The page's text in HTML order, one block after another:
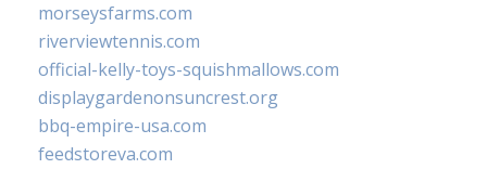
morseysfarms.com
riverviewtennis.com
official-kelly-toys-squishmallows.com
displaygardenonsuncrest.org
bbq-empire-usa.com
feedstoreva.com